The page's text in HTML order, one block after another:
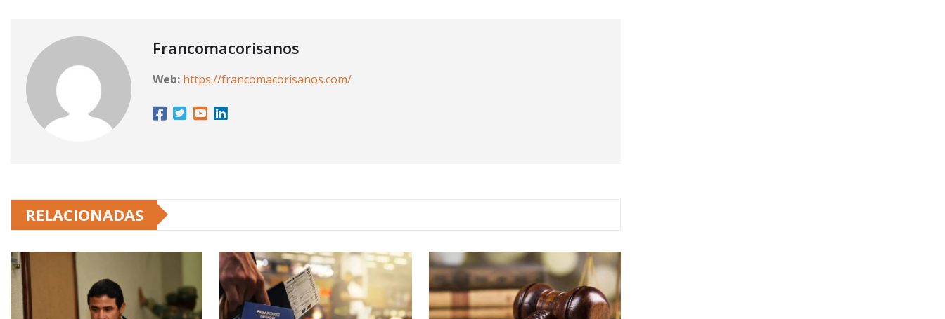
Francomacorisanos
Web: https://francomacorisanos.com/
RELACIONADAS